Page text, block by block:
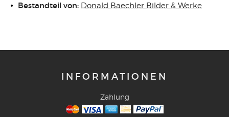
Bestandteil von: Donald Baechler Bilder & Werke
INFORMATIONEN
Zahlung